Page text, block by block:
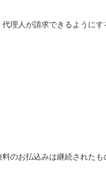
理人が請求できるように
のお払込みは継続されたも